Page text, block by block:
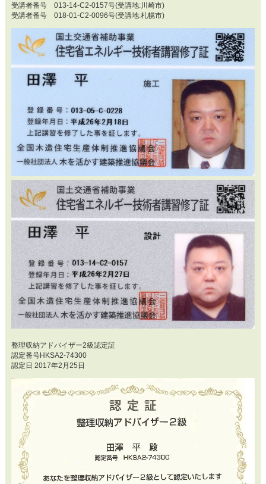
受講者番号 013-14-C2-0157号(受講地:川崎市)
受講者番号 018-01-C2-0096号(受講地:札幌市)
整理収納アドバイザー2級認定証
認定番号HKSA2-74300
認定日 2017年2月25日